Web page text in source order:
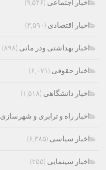
اخبار اجتماعی (۹,۵۴۶)
اخبار اقتصادی (۳,۵۹۰)
اخبار بهداشتی ودر مانی (۸۹۸)
اخبار حقوقی (۶,۰۷۱)
اخبار دانشگاهی (۱,۵۱۸)
اخبار راه و ترابری و شهرسازی
اخبار سیاسی (۶,۳۸۵)
اخبار سینمایی (۲۵۵)